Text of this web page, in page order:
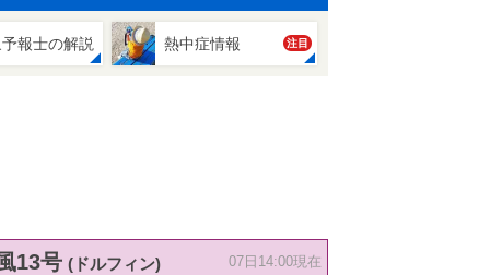
報士の解説 熱中症情報 注目
13号 (ドルフィン) 07日14:00現在